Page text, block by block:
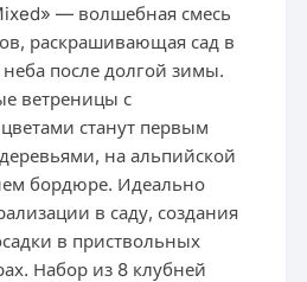
— волшебная смесь
раскрашивающая сад в
неба после долгой зимы.
ветреницы с
станут первым
на альпийской
бордюре. Идеально
в саду, создания
в приствольных
Набор из 8 клубней